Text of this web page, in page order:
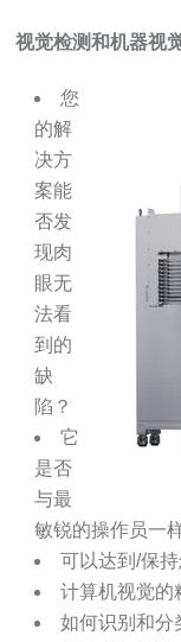
视觉检测和机器视
您
的解
决方
案能
否发
现肉
眼无
法看
到的
缺
陷？
它
是否
与最
敏锐的操作员一
可以达到/保
计算机视觉的
如何识别和分